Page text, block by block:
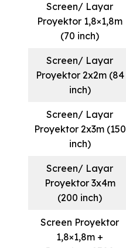
Screen/ Layar
Proyektor 1,8×1,8m
(70 inch)
Screen/ Layar
Proyektor 2x2m (84
inch)
Screen/ Layar
Proyektor 2x3m (150
inch)
Screen/ Layar
Proyektor 3x4m
(200 inch)
Screen Proyektor
1,8×1,8m +